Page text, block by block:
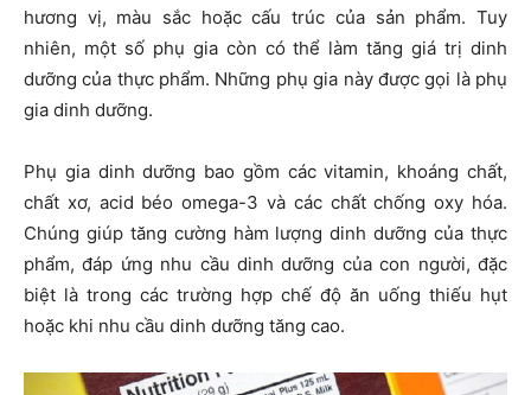
hương vị, màu sắc hoặc cấu trúc của sản phẩm. Tuy
nhiên, một số phụ gia còn có thể làm tăng giá trị dinh
dưỡng của thực phẩm. Những phụ gia này được gọi là phụ
gia dinh dưỡng.
Phụ gia dinh dưỡng bao gồm các vitamin, khoáng chất,
chất xơ, acid béo omega-3 và các chất chống oxy hóa.
Chúng giúp tăng cường hàm lượng dinh dưỡng của thực
phẩm, đáp ứng nhu cầu dinh dưỡng của con người, đặc
biệt là trong các trường hợp chế độ ăn uống thiếu hụt
hoặc khi nhu cầu dinh dưỡng tăng cao.